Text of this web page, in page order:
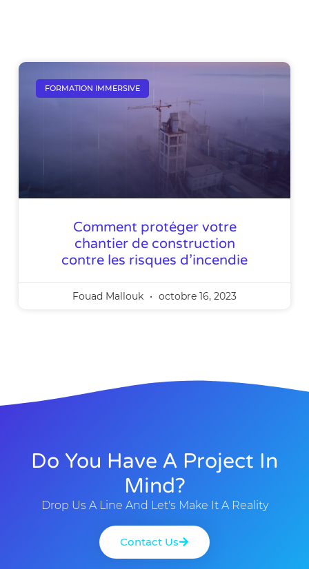
FORMATION IMMERSIVE
Comment protéger votre
chantier de construction
contre les risques d’incendie
Fouad Mallouk octobre 16, 2023
Do You Have A Project In
Mind?
Drop Us A Line And Let's Make It A Reality
Contact Us